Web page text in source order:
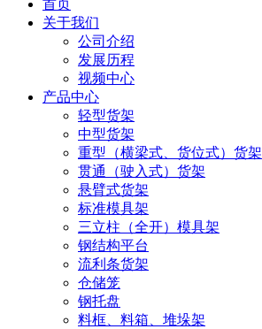
首页
关于我们
公司介绍
发展历程
视频中心
产品中心
轻型货架
中型货架
重型（横梁式、货位式）货架
贯通（驶入式）货架
悬臂式货架
标准模具架
三立柱（全开）模具架
钢结构平台
流利条货架
仓储笼
钢托盘
料框、料箱、堆垛架